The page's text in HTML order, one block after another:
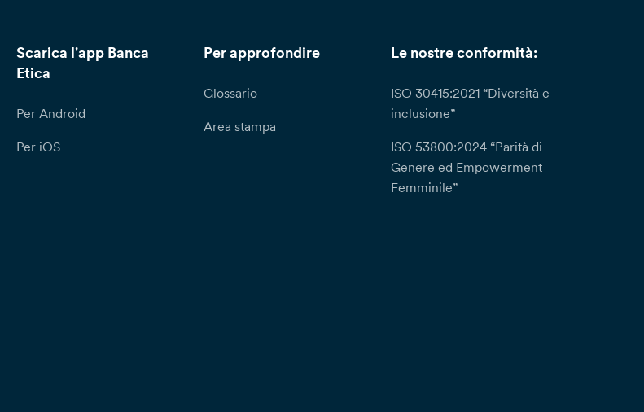
Scarica l'app Banca
Etica
Per Android
Per iOS
Per approfondire
Glossario
Area stampa
Le nostre conformità:
ISO 30415:2021 “Diversità e
inclusione”
ISO 53800:2024 “Parità di
Genere ed Empowerment
Femminile”